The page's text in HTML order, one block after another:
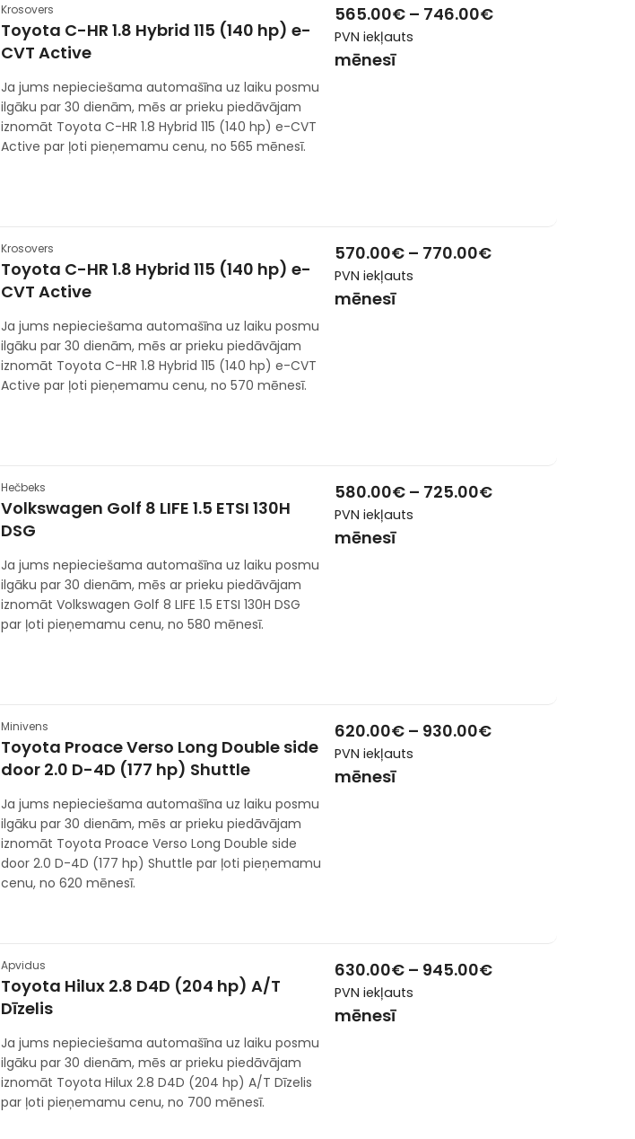
Krosovers
Toyota C-HR 1.8 Hybrid 115 (140 hp) e-
CVT Active
Ja jums nepieciešama automašīna uz laiku posmu
ilgāku par 30 dienām, mēs ar prieku piedāvājam
iznomāt Toyota C-HR 1.8 Hybrid 115 (140 hp) e-CVT
Active par ļoti pieņemamu cenu, no 565 mēnesī.
565.00€ – 746.00€
PVN iekļauts
mēnesī
Krosovers
Toyota C-HR 1.8 Hybrid 115 (140 hp) e-
CVT Active
Ja jums nepieciešama automašīna uz laiku posmu
ilgāku par 30 dienām, mēs ar prieku piedāvājam
iznomāt Toyota C-HR 1.8 Hybrid 115 (140 hp) e-CVT
Active par ļoti pieņemamu cenu, no 570 mēnesī.
570.00€ – 770.00€
PVN iekļauts
mēnesī
Hečbeks
Volkswagen Golf 8 LIFE 1.5 ETSI 130H
DSG
Ja jums nepieciešama automašīna uz laiku posmu
ilgāku par 30 dienām, mēs ar prieku piedāvājam
iznomāt Volkswagen Golf 8 LIFE 1.5 ETSI 130H DSG
par ļoti pieņemamu cenu, no 580 mēnesī.
580.00€ – 725.00€
PVN iekļauts
mēnesī
Minivens
Toyota Proace Verso Long Double side
door 2.0 D-4D (177 hp) Shuttle
Ja jums nepieciešama automašīna uz laiku posmu
ilgāku par 30 dienām, mēs ar prieku piedāvājam
iznomāt Toyota Proace Verso Long Double side
door 2.0 D-4D (177 hp) Shuttle par ļoti pieņemamu
cenu, no 620 mēnesī.
620.00€ – 930.00€
PVN iekļauts
mēnesī
Apvidus
Toyota Hilux 2.8 D4D (204 hp) A/T
Dīzelis
Ja jums nepieciešama automašīna uz laiku posmu
ilgāku par 30 dienām, mēs ar prieku piedāvājam
iznomāt Toyota Hilux 2.8 D4D (204 hp) A/T Dīzelis
par ļoti pieņemamu cenu, no 700 mēnesī.
630.00€ – 945.00€
PVN iekļauts
mēnesī